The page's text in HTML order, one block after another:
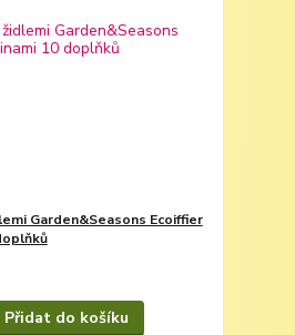
Garden&Seasons Ecoiffier
Přidat do košíku